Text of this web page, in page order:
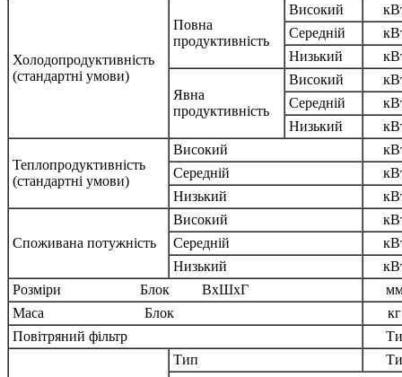
Холодопродуктивність
(стандартні умови)
Повна
продуктивність
Високий
Середній
Низький
Явна
продуктивність
Високий
Середній
Низький
Теплопродуктивність
(стандартні умови)
Високий
Середній
Низький
Споживана потужність
Високий
Середній
Низький
Розміри Блок ВхШхГ
Маса Блок
кг
Повітряний фільтр
Тип